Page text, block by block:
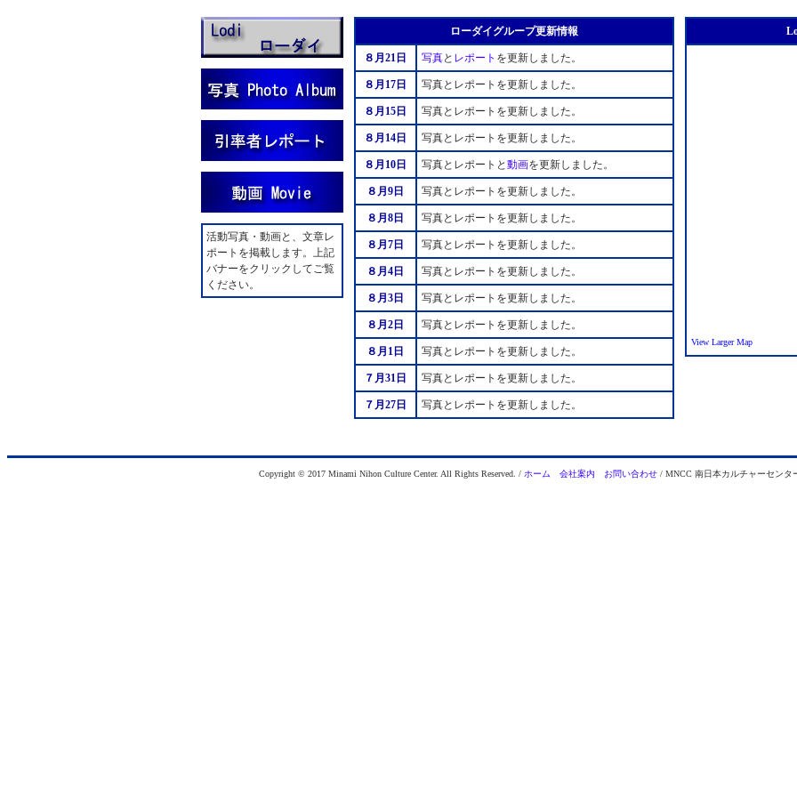
活動写真・動画と、文章レ
ポートを掲載します。上記
バナーをクリックしてご覧
ください。
ローダイグループ更新情報
８月21日 写真と レポート を更新しました。
８月17日 写真とレポートを更新しました。
８月15日 写真とレポートを更新しました。
８月14日 写真とレポートを更新しました。
８月10日 写真とレポートと 動画を更新しました。
８月9日 写真とレポートを更新しました。
８月8日 写真とレポートを更新しました。
８月7日 写真とレポートを更新しました。
８月4日 写真とレポートを更新しました。
８月3日 写真とレポートを更新しました。
８月2日 写真とレポートを更新しました。
８月1日 写真とレポートを更新しました。
７月31日 写真とレポートを更新しました。
７月27日 写真とレポートを更新しました。
View Larger Map
Copyright © 2017 Minami Nihon Culture Center. All Rights Reserved. / ホーム 会社案内 お問い合わせ/ MNCC 南日本カルチャーセンタ